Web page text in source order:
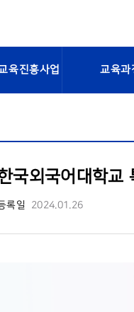
육진흥사업 교육과
국외국어대학교
록일 2024.01.26